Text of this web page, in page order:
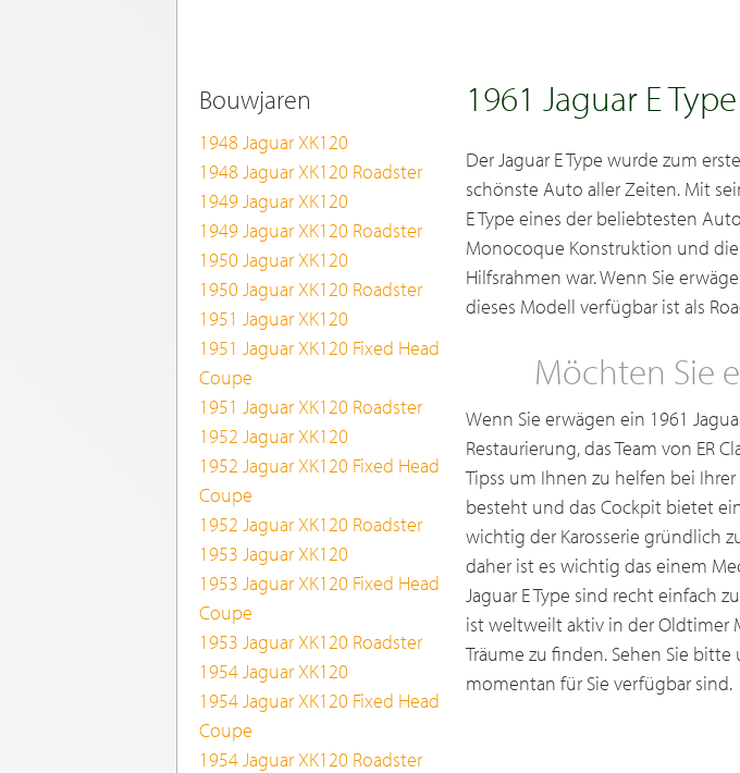
Bouwjaren
1948 Jaguar XK120
1948 Jaguar XK120 Roadster
1949 Jaguar XK120
1949 Jaguar XK120 Roadster
1950 Jaguar XK120
1950 Jaguar XK120 Roadster
1951 Jaguar XK120
1951 Jaguar XK120 Fixed Head
Coupe
1951 Jaguar XK120 Roadster
1952 Jaguar XK120
1952 Jaguar XK120 Fixed Head
Coupe
1952 Jaguar XK120 Roadster
1953 Jaguar XK120
1953 Jaguar XK120 Fixed Head
Coupe
1953 Jaguar XK120 Roadster
1954 Jaguar XK120
1954 Jaguar XK120 Fixed Head
Coupe
1954 Jaguar XK120 Roadster
1961 Jaguar E Type
Der Jaguar E Type wurde zum
schönste Auto aller Zeiten. Mit
E Type eines der beliebtesten
Monocoque Konstruktion und
Hilfsrahmen war. Wenn Sie
dieses Modell verfügbar ist als
Möchten Sie
Wenn Sie erwägen ein 1961
Restaurierung, das Team von ER
Tipss um Ihnen zu helfen bei Ihrer
besteht und das Cockpit bietet
wichtig der Karosserie gründlich
daher ist es wichtig das einem
Jaguar E Type sind recht einfach
ist weltweilt aktiv in der Oldtimer
Träume zu finden. Sehen Sie
momentan für Sie verfügbar sind.